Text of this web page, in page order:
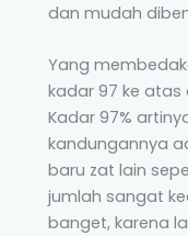
dan mudah
Yang
kadar 97 ke atas
Kadar 97%
kandungannya
baru zat lain
jumlah sangat
banget, karena